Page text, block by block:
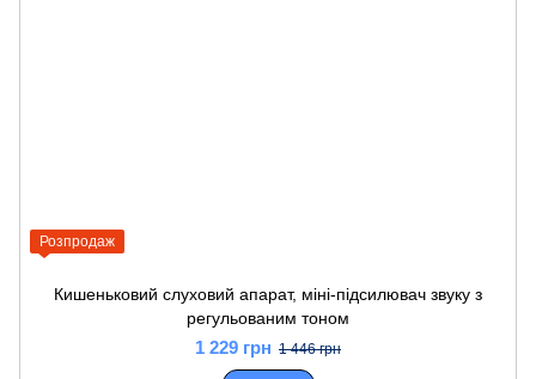
Розпродаж
Кишеньковий слуховий апарат, міні-підсилювач звуку з
регульованим тоном
1 229 грн 1 446 грн